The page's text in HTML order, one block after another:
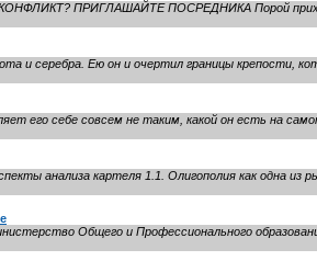
ПРИГЛАШАЙТЕ ПОСРЕДНИКА Порой
и серебра. Ею он и очертил границы крепости,
его себе совсем не таким, какой он есть на
анализа картеля 1.1. Олигополия как одна
Общего и Профессионального